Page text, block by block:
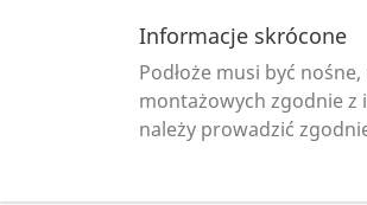
Informacje skrócone
Podłoże musi być
montażowych zgodnie
należy prowadzić